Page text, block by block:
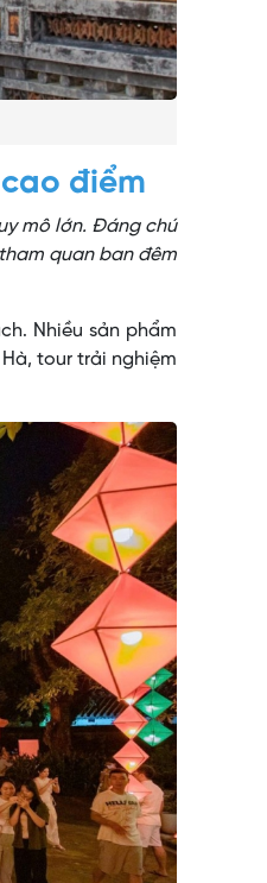
điểm
mô lớn. Đáng chú
quan ban đêm
Nhiều sản phẩm
tour trải nghiệm